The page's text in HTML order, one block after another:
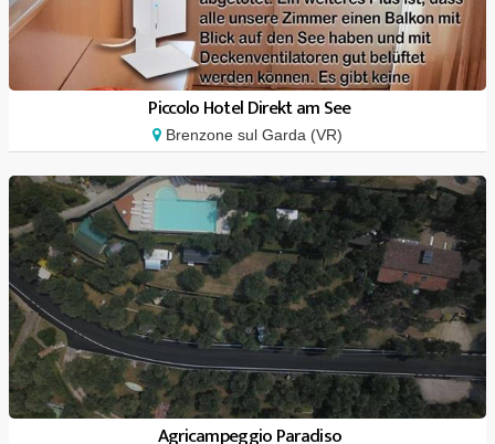
Piccolo Hotel Direkt am See
Brenzone sul Garda (VR)
Agricampeggio Paradiso